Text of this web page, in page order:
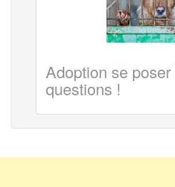
Adoption se
questions !